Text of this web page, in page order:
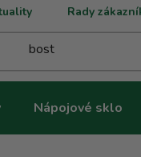
Rady
Nápojové sklo